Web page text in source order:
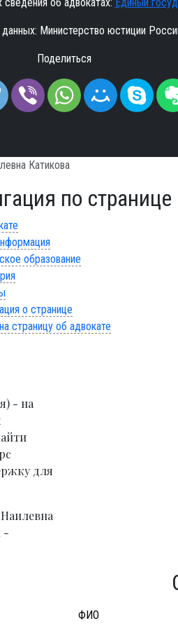
Министерство юстиции
Поделиться
Катикова
по странице
образование
о странице
страницу об адвокате
- на
для
-
ФИО